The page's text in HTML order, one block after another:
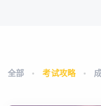
全部 考试攻略